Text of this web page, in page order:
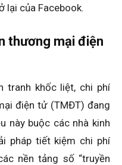
lại của Facebook.
thương mại điện
tranh khốc liệt, chi phí
điện tử (TMĐT) đang
này buộc các nhà kinh
pháp tiết kiệm chi phí
nền tảng số “truyền